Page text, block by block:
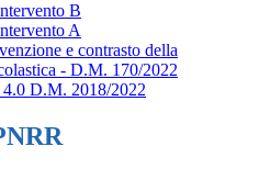
B
A
e contrasto della
- D.M. 170/2022
4.0 D.M. 2018/2022